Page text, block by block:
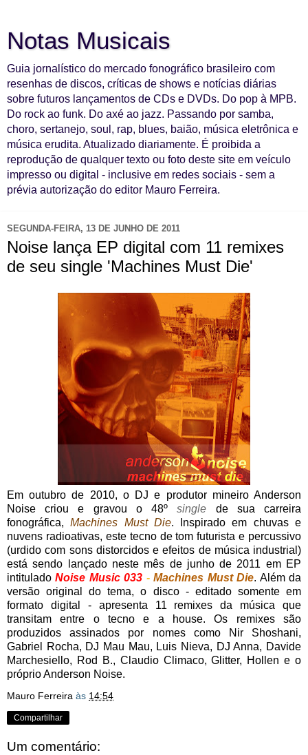
Notas Musicais
Guia jornalístico do mercado fonográfico brasileiro com
resenhas de discos, críticas de shows e notícias diárias
sobre futuros lançamentos de CDs e DVDs. Do pop à MPB.
Do rock ao funk. Do axé ao jazz. Passando por samba,
choro, sertanejo, soul, rap, blues, baião, música eletrônica e
música erudita. Atualizado diariamente. É proibida a
reprodução de qualquer texto ou foto deste site em veículo
impresso ou digital - inclusive em redes sociais - sem a
prévia autorização do editor Mauro Ferreira.
SEGUNDA-FEIRA, 13 DE JUNHO DE 2011
Noise lança EP digital com 11 remixes
de seu single 'Machines Must Die'
Em outubro de 2010, o DJ e produtor mineiro Anderson
Noise criou e gravou o 48ºsingle de sua carreira
fonográfica,Machines Must Die. Inspirado em chuvas e
nuvens radioativas, este tecno de tom futurista e percussivo
(urdido com sons distorcidos e efeitos de música industrial)
está sendo lançado neste mês de junho de 2011 em EP
intituladoNoise Music 033 - Machines Must Die. Além da
versão original do tema, o disco - editado somente em
formato digital - apresenta 11 remixes da música que
transitam entre o tecno e a house. Os remixes são
produzidos assinados por nomes como Nir Shoshani,
Gabriel Rocha, DJ Mau Mau, Luis Nieva, DJ Anna, Davide
Marchesiello, Rod B., Claudio Climaco, Glitter, Hollen e o
próprio Anderson Noise.
Mauro Ferreira às 14:54
Compartilhar
Um comentário: